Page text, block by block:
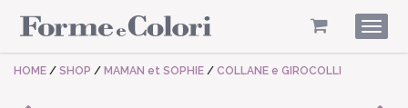
HOME / SHOP / MAMAN et SOPHIE / COLLANE e GIROCOLLI